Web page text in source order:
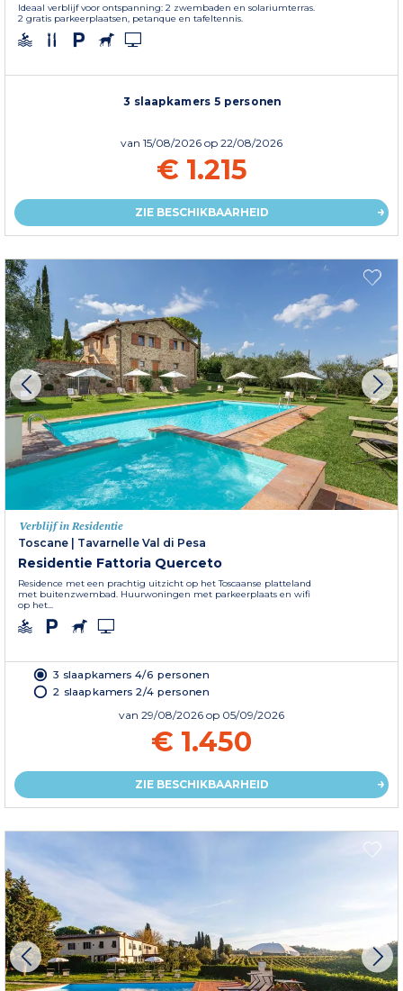
Ideaal verblijf voor ontspanning: 2 zwembaden en solariumterras.
2 gratis parkeerplaatsen, petanque en tafeltennis.
3 slaapkamers 5 personen
van 15/08/2026 op 22/08/2026
€ 1.215
ZIE BESCHIKBAARHEID
Verblijf in Residentie
Toscane | Tavarnelle Val di Pesa
Residentie Fattoria Querceto
Residence met een prachtig uitzicht op het Toscaanse platteland
met buitenzwembad. Huurwoningen met parkeerplaats en wifi
op het...
3 slaapkamers 4/6 personen
2 slaapkamers 2/4 personen
van 29/08/2026 op 05/09/2026
€ 1.450
ZIE BESCHIKBAARHEID